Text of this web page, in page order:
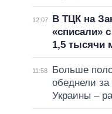
12:07
В ТЦК на
«списали»
1,5 тысячи
11:58
Больше
обеднели
Украины –